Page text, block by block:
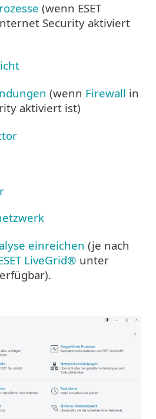
(wenn ESET
Security aktiviert
(wenn Firewall in
aktiviert ist)
einreichen (je nach
LiveGrid® unter